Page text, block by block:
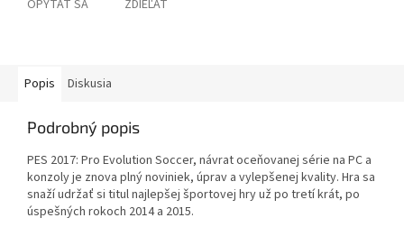
OPÝTAŤ SA ZDIEĽAŤ
Popis Diskusia
Podrobný popis
PES 2017: Pro Evolution Soccer, návrat oceňovanej série na PC a
konzoly je znova plný noviniek, úprav a vylepšenej kvality. Hra sa
snaží udržať si titul najlepšej športovej hry už po tretí krát, po
úspešných rokoch 2014 a 2015.